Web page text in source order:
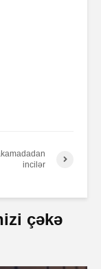
incilər
çəkə